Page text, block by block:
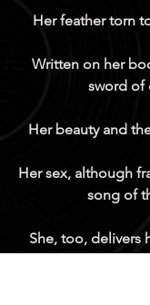
Her feather torn
Written on her
sword of
Her beauty and
Her sex, although
song of
She, too, delivers